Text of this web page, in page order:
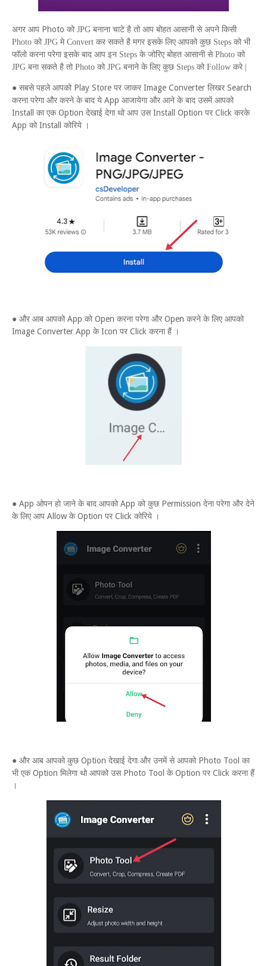
अगर आप Photo को JPG बनाना चाटे है तो आप बोहत आसानी से अपने किसी
Photo को JPG मे Convert कर सकते है मगर इसके लिए आपको कुछ Steps को भी
फॉलो करना परेगा इसके बाद आप इन Steps के जोरिए बोहत आसानी से Photo को
JPG बना सकते है तो Photo को JPG बनाने के लिए कुछ Steps को Follow करे |
● सबसे पहले आपको Play Store पर जाकर Image Converter लिखर Search
करना परेगा और करने के बाद ये App आजायेगा और आने के बाद उसमें आपको
Install का एक Option देखाई देगा थो आप उस Install Option पर Click करके
App को Install कोरिये ।
● और आब आपको App को Open करना परेगा और Open करने के लिए आपको
Image Converter App के Icon पर Click करना हैं ।
● App ओपन हो जाने के बाद आपको App को कुछ Permission देना परेगा और देने
के लिए आप Allow के Option पर Click कोरिये ।
● और आब आपको कुछ Option देखाई देगा और उनमें से आपको Photo Tool का
भी एक Option मिलेगा थो आपको उस Photo Tool के Option पर Click करना हैं
।